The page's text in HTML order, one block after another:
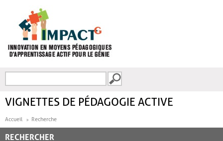
FORMULAIRE DE
VIGNETTES DE PÉDAGOGIE ACTIVE
Accueil Recherche
RECHERCHER